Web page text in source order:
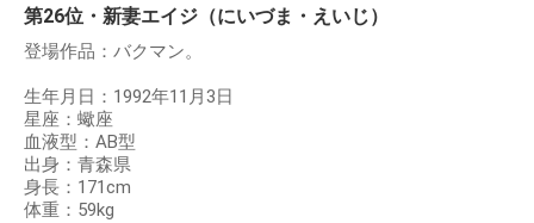
第26位・新妻エイジ（にいづま・えいじ）
登場作品：バクマン。
生年月日：1992年11月3日
星座：蠍座
血液型：AB型
出身：青森県
身長：171cm
体重：59kg